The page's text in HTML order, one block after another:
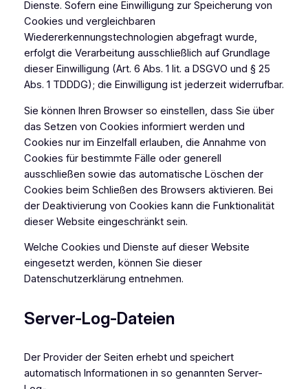
Dienste. Sofern eine Einwilligung zur Speicherung von
Cookies und vergleichbaren
Wiedererkennungstechnologien abgefragt wurde,
erfolgt die Verarbeitung ausschließlich auf Grundlage
dieser Einwilligung (Art. 6 Abs. 1 lit. a DSGVO und § 25
Abs. 1 TDDDG); die Einwilligung ist jederzeit widerrufbar.
Sie können Ihren Browser so einstellen, dass Sie über
das Setzen von Cookies informiert werden und
Cookies nur im Einzelfall erlauben, die Annahme von
Cookies für bestimmte Fälle oder generell
ausschließen sowie das automatische Löschen der
Cookies beim Schließen des Browsers aktivieren. Bei
der Deaktivierung von Cookies kann die Funktionalität
dieser Website eingeschränkt sein.
Welche Cookies und Dienste auf dieser Website
eingesetzt werden, können Sie dieser
Datenschutzerklärung entnehmen.
Server-Log-Dateien
Der Provider der Seiten erhebt und speichert
automatisch Informationen in so genannten Server-